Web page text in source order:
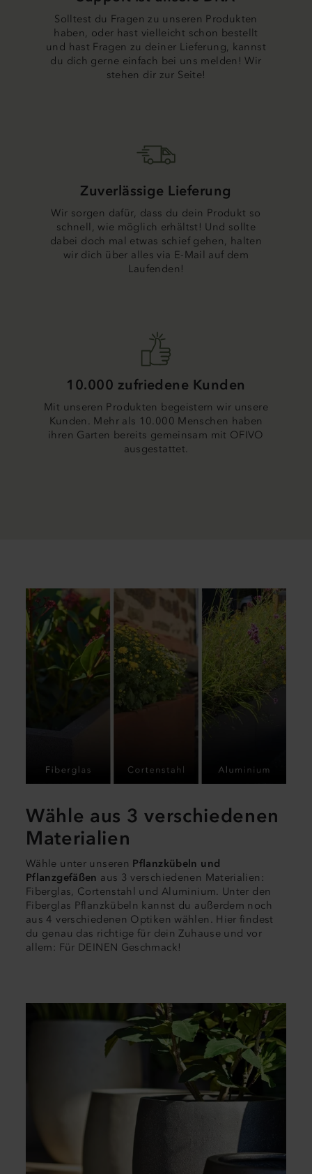
Solltest du Fragen zu unseren Produkten
haben, oder hast vielleicht schon bestellt
und hast Fragen zu deiner Lieferung, kannst
du dich gerne einfach bei uns melden! Wir
stehen dir zur Seite!
Zuverlässige Lieferung
Wir sorgen dafür, dass du dein Produkt so
schnell, wie möglich erhältst! Und sollte
dabei doch mal etwas schief gehen, halten
wir dich über alles via E-Mail auf dem
Laufenden!
10.000 zufriedene Kunden
Mit unseren Produkten begeistern wir unsere
Kunden. Mehr als 10.000 Menschen haben
ihren Garten bereits gemeinsam mit OFIVO
ausgestattet.
Wähle aus 3 verschiedenen
Materialien
Wähle unter unseren Pflanzkübeln und
Pflanzgefäßen aus 3 verschiedenen Materialien:
Fiberglas, Cortenstahl und Aluminium. Unter den
Fiberglas Pflanzkübeln kannst du außerdem noch
aus 4 verschiedenen Optiken wählen. Hier findest
du genau das richtige für dein Zuhause und vor
allem: Für DEINEN Geschmack!